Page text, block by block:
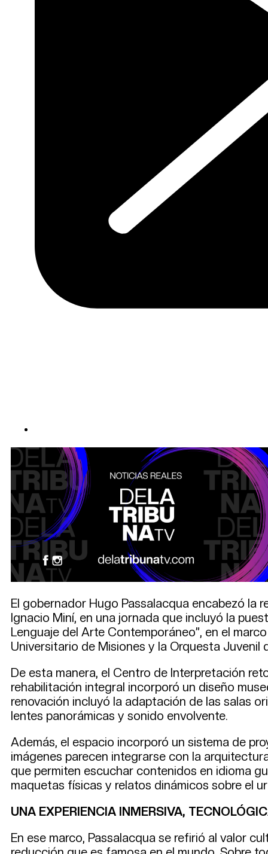
El gobernador Hugo Passalacqua encabezó la
Ignacio Miní, en una jornada que incluyó la
Lenguaje del Arte Contemporáneo”, en el
Universitario de Misiones y la Orquesta Juvenil
De esta manera, el Centro de Interpretación
rehabilitación integral incorporó un diseño
renovación incluyó la adaptación de las salas
lentes panorámicas y sonido envolvente.
Además, el espacio incorporó un sistema de
imágenes parecen integrarse con la
que permiten escuchar contenidos en idioma
maquetas físicas y relatos dinámicos sobre el
UNA EXPERIENCIA INMERSIVA,
En ese marco, Passalacqua se refirió al valor